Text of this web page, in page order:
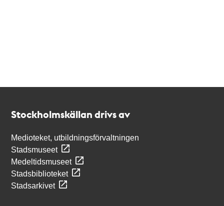
Stockholmskällan drivs av
Medioteket, utbildningsförvaltningen
Stadsmuseet
Medeltidsmuseet
Stadsbiblioteket
Stadsarkivet